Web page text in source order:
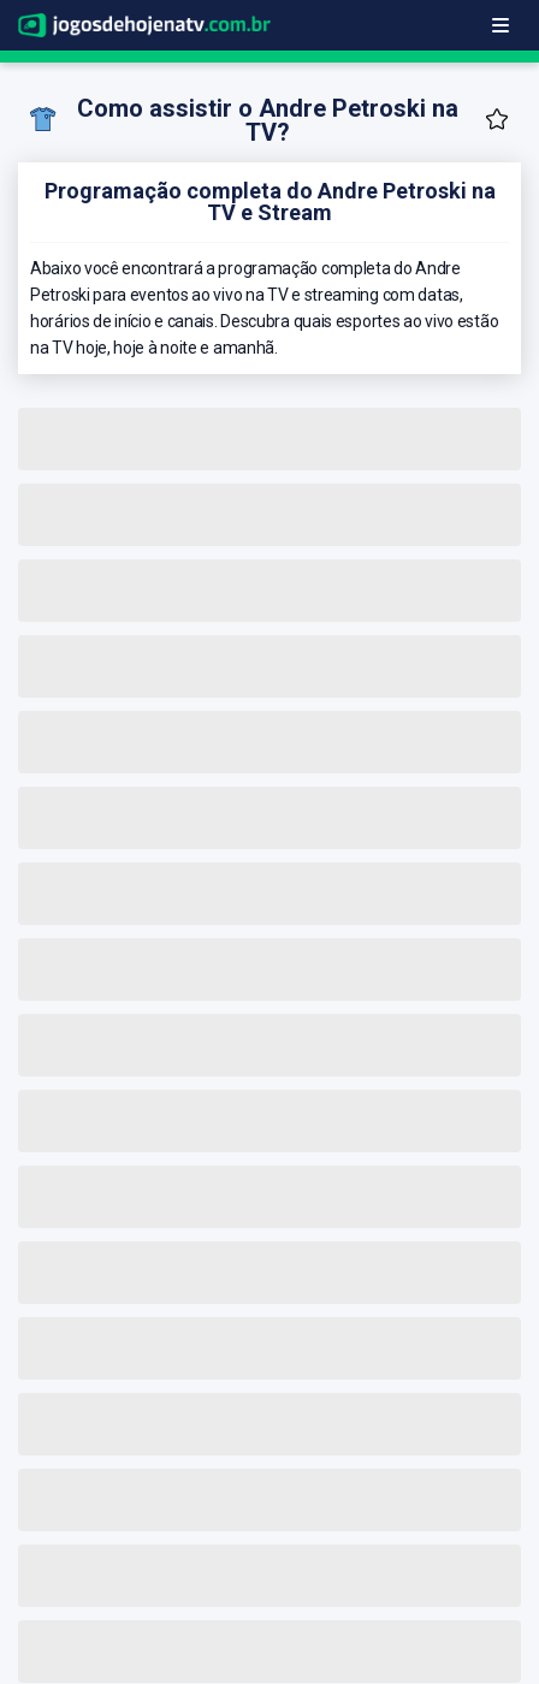
Como assistir o Andre Petroski na
TV?
Programação completa do Andre Petroski na
TV e Stream
Abaixo você encontrará a programação completa do Andre
Petroski para eventos ao vivo na TV e streaming com datas,
horários de início e canais. Descubra quais esportes ao vivo estão
na TV hoje, hoje à noite e amanhã.